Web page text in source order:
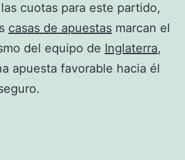
cuotas para este partido,
casas de apuestas marcan el
del equipo de Inglaterra,
apuesta favorable hacia él